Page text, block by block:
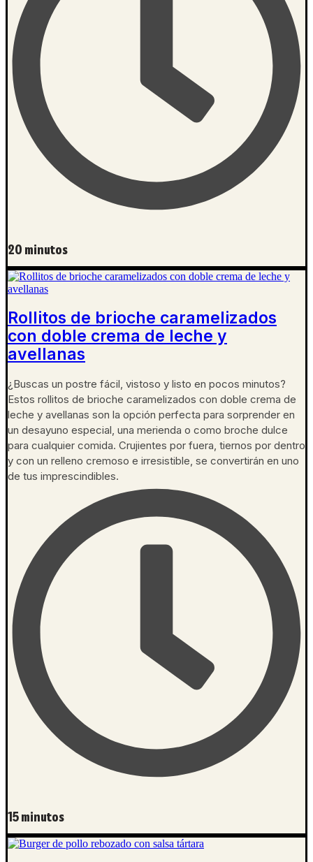
20 minutos
Rollitos de brioche caramelizados
con doble crema de leche y
avellanas
¿Buscas un postre fácil, vistoso y listo en pocos minutos?
Estos rollitos de brioche caramelizados con doble crema de
leche y avellanas son la opción perfecta para sorprender en
un desayuno especial, una merienda o como broche dulce
para cualquier comida. Crujientes por fuera, tiernos por dentro
y con un relleno cremoso e irresistible, se convertirán en uno
de tus imprescindibles.
15 minutos